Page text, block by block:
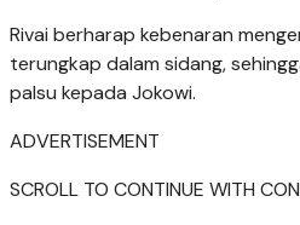
Rivai berharap kebenaran
terungkap dalam sidang,
palsu kepada Jokowi.
ADVERTISEMENT
SCROLL TO CONTINUE WITH